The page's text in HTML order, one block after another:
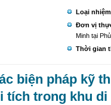
Loại
Đơn vị
Minh tại
Thời gian
biện pháp kỹ
tích trong khu